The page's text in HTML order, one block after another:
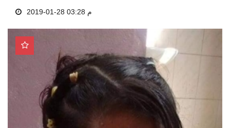
g
a
2019-01-28 03:28 م